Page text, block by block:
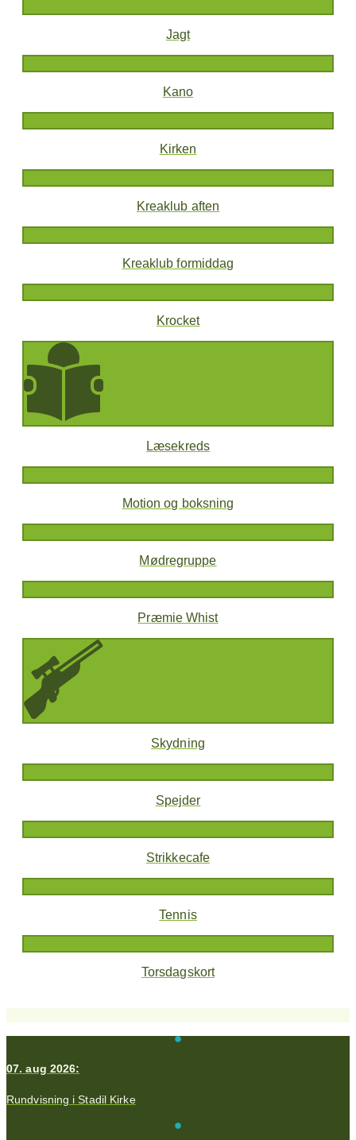
Jagt
Kano
Kirken
Kreaklub aften
Kreaklub formiddag
Krocket
Læsekreds
Motion og boksning
Mødregruppe
Præmie Whist
Skydning
Spejder
Strikkecafe
Tennis
Torsdagskort
07. aug 2026:
Rundvisning i Stadil Kirke